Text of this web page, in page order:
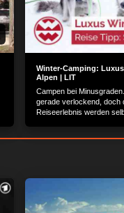
Winter-Camping:
Alpen | LIT
Campen bei
gerade verlockend, doch
Reiseerlebnis werden